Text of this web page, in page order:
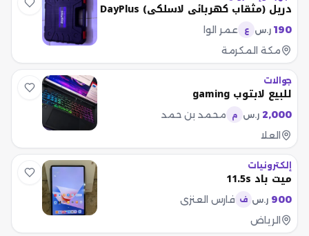
دريل (مثقاب كهربائي لاسلكي) DayPlus
190 ر.س ع
عمر الوا
مكة المكرمة
جوالات
للبيع لابتوب gaming
2,000 ر.س م
محمد بن حمد
العلا
إلكترونيات
ميت باد 11.5s
900 ر.س ف فارس العنزي
الرياض